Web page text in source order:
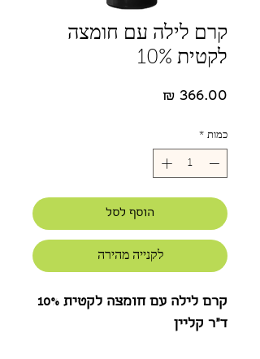
קרם לילה עם חומצה
לקטית 10%
מחיר
כמות *
הוסף לסל
לקנייה מהירה
קרם לילה עם חומצה לקטית 10%
ד"ר קליין